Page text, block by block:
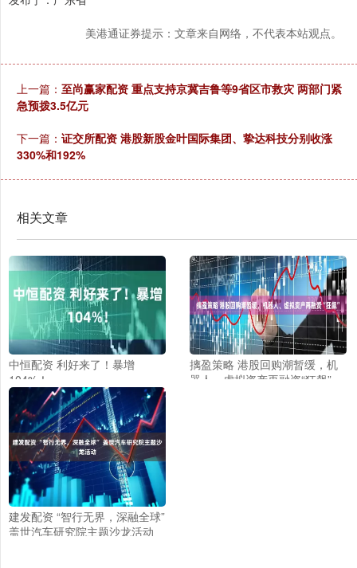
美港通证券提示：文章来自网络，不代表本站观点。
上一篇： 至尚赢家配资 重点支持京冀吉鲁等9省区市救灾 两部门紧
急预拨3.5亿元
下一篇： 证交所配资 港股新股金叶国际集团、挚达科技分别收涨
330%和192%
相关文章
中恒配资 利好来了！暴增
104%！
摛盈策略 港股回购潮暂缓，机
器人、虚拟资产再融资“狂飙”
建发配资 “智行无界，深融全球”
盖世汽车研究院主题沙龙活动